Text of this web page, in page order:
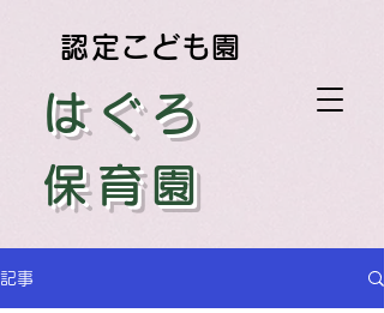
はぐろ
保育園
認定こども園
記事